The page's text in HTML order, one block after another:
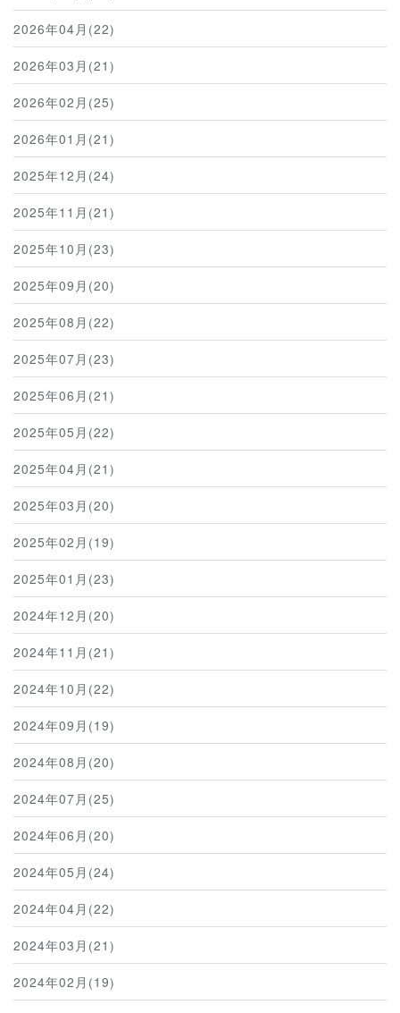
2026年04月(22)
2026年03月(21)
2026年02月(25)
2026年01月(21)
2025年12月(24)
2025年11月(21)
2025年10月(23)
2025年09月(20)
2025年08月(22)
2025年07月(23)
2025年06月(21)
2025年05月(22)
2025年04月(21)
2025年03月(20)
2025年02月(19)
2025年01月(23)
2024年12月(20)
2024年11月(21)
2024年10月(22)
2024年09月(19)
2024年08月(20)
2024年07月(25)
2024年06月(20)
2024年05月(24)
2024年04月(22)
2024年03月(21)
2024年02月(19)